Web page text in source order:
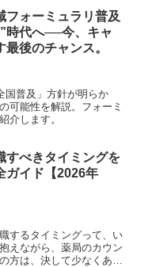
フォーミュラリ普及
時代へ──今、キャ
最後のチャンス。
国普及」方針が明らか
可能性を解説。フォーミ
介します。
すべきタイミングを
ガイド【2026年
するタイミングって、い
えながら、薬局のカウン
方は、決して少なくあり